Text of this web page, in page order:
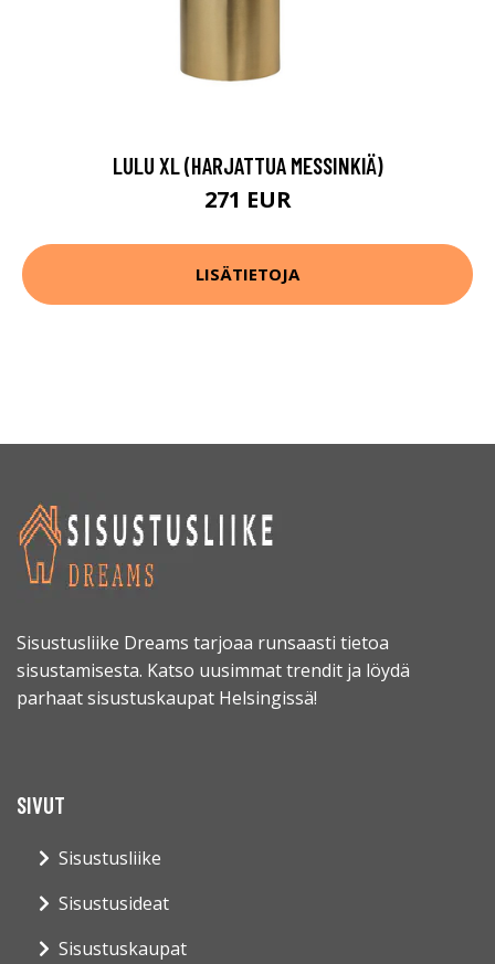
LULU XL (HARJATTUA MESSINKIÄ)
271 EUR
LISÄTIETOJA
Sisustusliike Dreams tarjoaa runsaasti tietoa
sisustamisesta. Katso uusimmat trendit ja löydä
parhaat sisustuskaupat Helsingissä!
SIVUT
Sisustusliike
Sisustusideat
Sisustuskaupat